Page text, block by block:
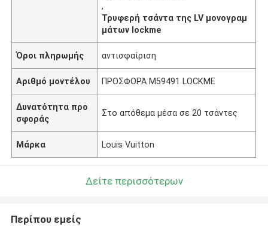
,
Τρυφερή τσάντα της LV μονογραμ
μάτων lockme
Όροι πληρωμής αντισφαίριση
Αριθμό μοντέλου ΠΡΟΣΦΟΡΆ M59491 LOCKME
Δυνατότητα προ
σφοράς
Στο απόθεμα μέσα σε 20 τσάντες
Μάρκα Louis Vuitton
Δείτε περισσότερων
Περίπου εμείς